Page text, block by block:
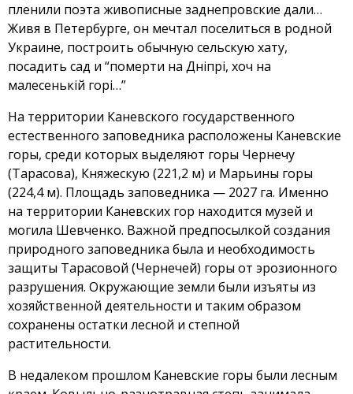
пленили поэта живописные заднепровские дали…
Живя в Петербурге, он мечтал поселиться в родной
Украине, построить обычную сельскую хату,
посадить сад и “померти на Днiпрi, хоч на
малесенькiй горi…”
На территории Каневского государственного
естественного заповедника расположены Каневские
горы, среди которых выделяют горы Чернечу
(Тарасова), Княжескую (221,2 м) и Марьины горы
(224,4 м). Площадь заповедника — 2027 га. Именно
на территории Каневских гор находится музей и
могила Шевченко. Важной предпосылкой создания
природного заповедника была и необходимость
защиты Тарасовой (Чернечей) горы от эрозионного
разрушения. Окружающие земли были изъяты из
хозяйственной деятельности и таким образом
сохранены остатки лесной и степной
растительности.
В недалеком прошлом Каневские горы были лесным